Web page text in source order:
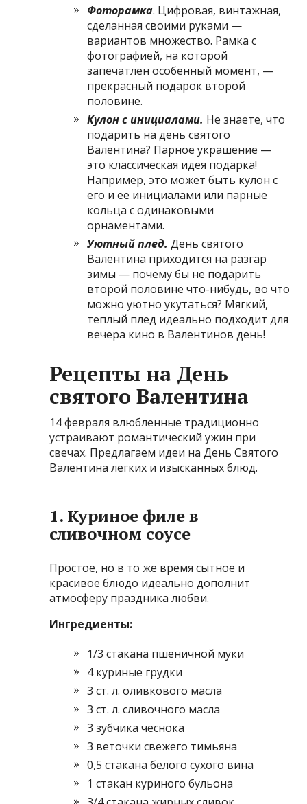
Фоторамка. Цифровая, винтажная,
сделанная своими руками —
вариантов множество. Рамка с
фотографией, на которой
запечатлен особенный момент, —
прекрасный подарок второй
половине.
Кулон с инициалами. Не знаете, что
подарить на день святого
Валентина? Парное украшение —
это классическая идея подарка!
Например, это может быть кулон с
его и ее инициалами или парные
кольца с одинаковыми
орнаментами.
Уютный плед. День святого
Валентина приходится на разгар
зимы — почему бы не подарить
второй половине что-нибудь, во что
можно уютно укутаться? Мягкий,
теплый плед идеально подходит для
вечера кино в Валентинов день!
Рецепты на День
святого Валентина
14 февраля влюбленные традиционно
устраивают романтический ужин при
свечах. Предлагаем идеи на День Святого
Валентина легких и изысканных блюд.
1. Куриное филе в
сливочном соусе
Простое, но в то же время сытное и
красивое блюдо идеально дополнит
атмосферу праздника любви.
Ингредиенты:
1/3 стакана пшеничной муки
4 куриные грудки
3 ст. л. оливкового масла
3 ст. л. сливочного масла
3 зубчика чеснока
3 веточки свежего тимьяна
0,5 стакана белого сухого вина
1 стакан куриного бульона